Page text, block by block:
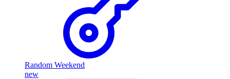
Random Weekend
new